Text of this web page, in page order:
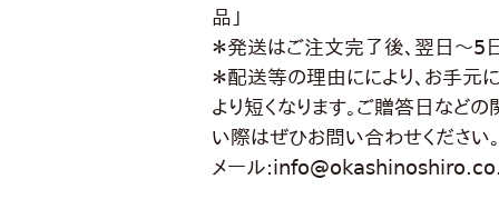
品」
＊発送はご注文完了後、翌日〜5
＊配送等の理由ににより、お手
より短くなります。ご贈答日など
い際はぜひお問い合わせください。
メール